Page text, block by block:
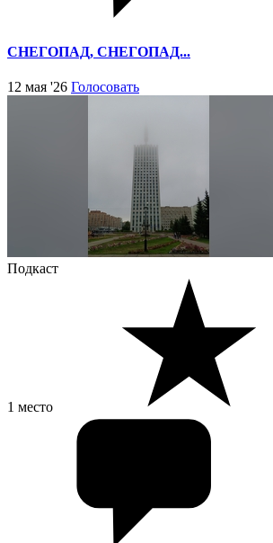
СНЕГОПАД, СНЕГОПАД...
12 мая '26 Голосовать
Подкаст
1 место